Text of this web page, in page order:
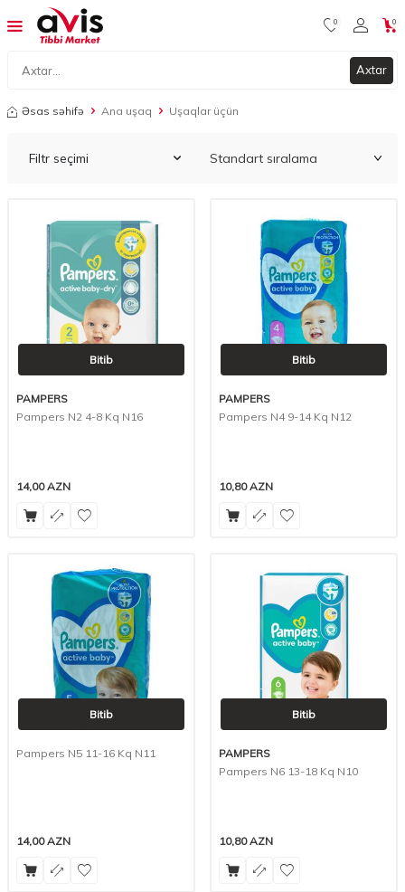
Axtar
0 0
Əsas səhifə Ana uşaq Uşaqlar üçün
Filtr seçimi
Bitib
PAMPERS
Pampers N2 4-8 Kq N16
14,00AZN
Bitib
PAMPERS
Pampers N4 9-14 Kq N12
10,80AZN
Bitib
Pampers N5 11-16 Kq N11
14,00AZN
Bitib
PAMPERS
Pampers N6 13-18 Kq N10
10,80AZN